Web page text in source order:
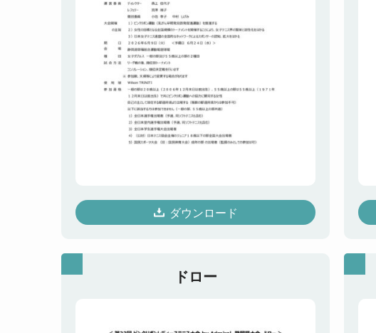
ダウンロード
ドロー